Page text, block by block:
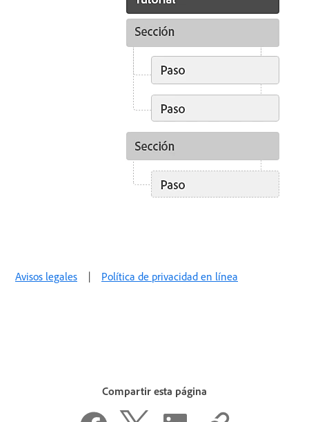
Avisos legales | Política de privacidad en línea
Compartir esta página